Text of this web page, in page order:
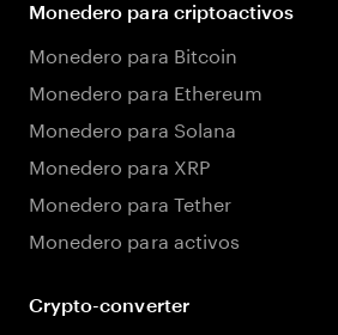
Monedero para criptoactivos
Monedero para Bitcoin
Monedero para Ethereum
Monedero para Solana
Monedero para XRP
Monedero para Tether
Monedero para activos
Crypto-converter